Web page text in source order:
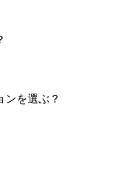
ンを選ぶ？